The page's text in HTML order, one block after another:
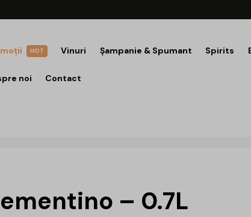
HOT Vinuri Șampanie & Spumant Spirits
noi Contact
– 0.7L